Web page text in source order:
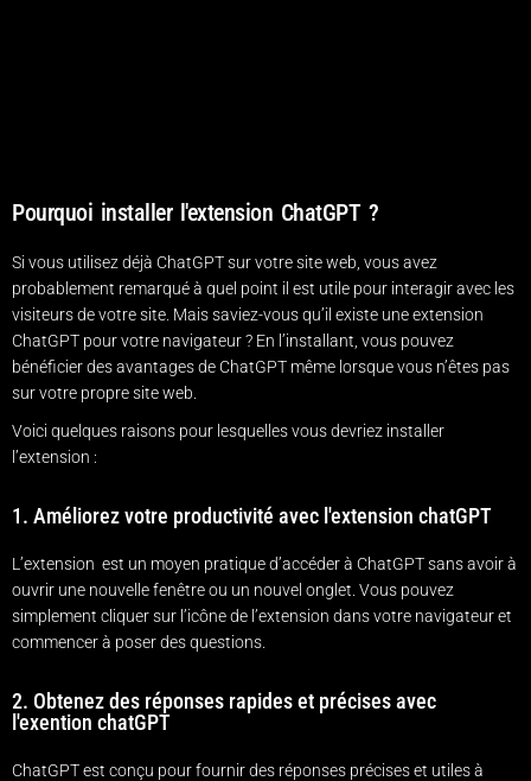
Pourquoi installer l'extension ChatGPT ?
Si vous utilisez déjà ChatGPT sur votre site web, vous avez
probablement remarqué à quel point il est utile pour interagir avec les
visiteurs de votre site. Mais saviez-vous qu’il existe une extension
ChatGPT pour votre navigateur ? En l’installant, vous pouvez
bénéficier des avantages de ChatGPT même lorsque vous n’êtes pas
sur votre propre site web.
Voici quelques raisons pour lesquelles vous devriez installer
l’extension :
1. Améliorez votre productivité avec l'extension chatGPT
L’extension est un moyen pratique d’accéder à ChatGPT sans avoir à
ouvrir une nouvelle fenêtre ou un nouvel onglet. Vous pouvez
simplement cliquer sur l’icône de l’extension dans votre navigateur et
commencer à poser des questions.
2. Obtenez des réponses rapides et précises avec
l'exention chatGPT
ChatGPT est conçu pour fournir des réponses précises et utiles à